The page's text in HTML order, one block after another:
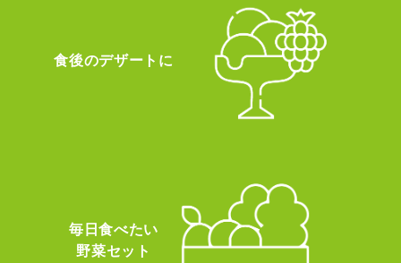
食後のデザートに
毎日食べたい
野菜セット